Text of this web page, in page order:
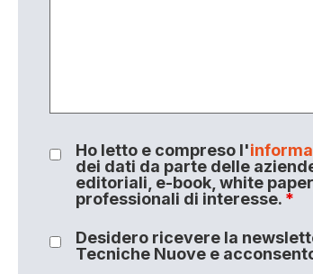
Ho letto e compreso l'
dei dati da parte delle
editoriali, e-book, white
professionali di interesse. *
Desidero ricevere la
Tecniche Nuove e